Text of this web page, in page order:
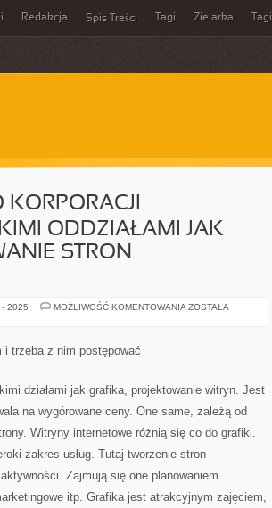
Redakcja Spis Treści Tagi Zielarka Tagi
ODDZIAŁAMI JAK
STRON
2025 MOŻLIWOŚĆ KOMENTOWANIA NA
ODDZIAŁAMI
JAK
PROJEKTOWANIE
INTERNETOWYCH
ZOSTAŁA
i trzeba z nim postępować
działami jak grafika, projektowanie witryn. Jest
na wygórowane ceny. One same, zależą od
Witryny internetowe różnią się co do grafiki.
zakres usług. Tutaj tworzenie stron
Zajmują się one planowaniem
itp. Grafika jest atrakcyjnym zajęciem,